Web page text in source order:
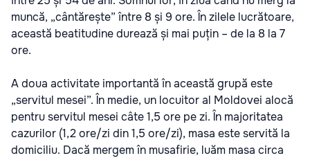
muncă, „cântărește” între 8 și 9 ore. În zilele lucrătoare,
această beatitudine durează și mai puțin – de la 8 la 7
ore.
A doua activitate importantă în această grupă este
„servitul mesei”. În medie, un locuitor al Moldovei alocă
pentru servitul mesei câte 1,5 ore pe zi. În majoritatea
cazurilor (1,2 ore/zi din 1,5 ore/zi), masa este servită la
domiciliu. Dacă mergem în musafirie, luăm masa circa